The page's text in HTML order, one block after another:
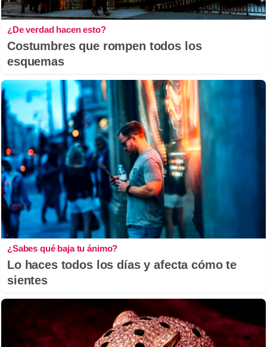
¿De verdad hacen esto?
Costumbres que rompen todos los
esquemas
¿Sabes qué baja tu ánimo?
Lo haces todos los días y afecta cómo te
sientes